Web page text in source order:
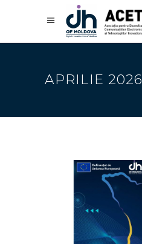
APRILIE 2026